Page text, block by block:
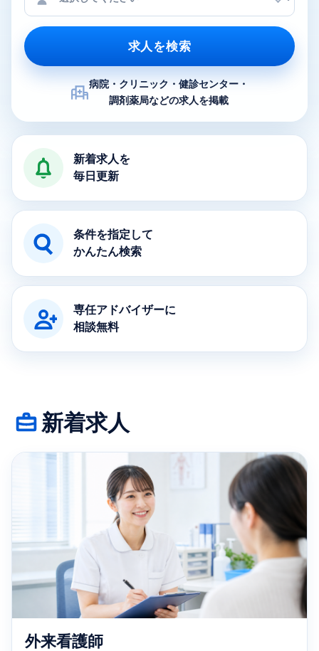
求人を検索
病院・クリニック・健診センター・
調剤薬局などの求人を掲載
医療求人ナビの特徴
新着求人を
毎日更新
条件を指定して
かんたん検索
専任アドバイザーに
相談無料
新着求人
外来看護師